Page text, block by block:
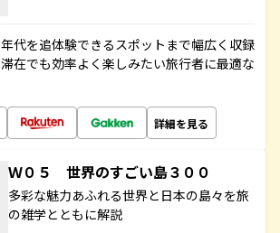
代を追体験できるスポットまで幅広く収録
在でも効率よく楽しみたい旅行者に最適な
詳細を見る
Ｗ０５ 世界のすごい島３００
多彩な魅力あふれる世界と日本の島々を旅
の雑学とともに解説